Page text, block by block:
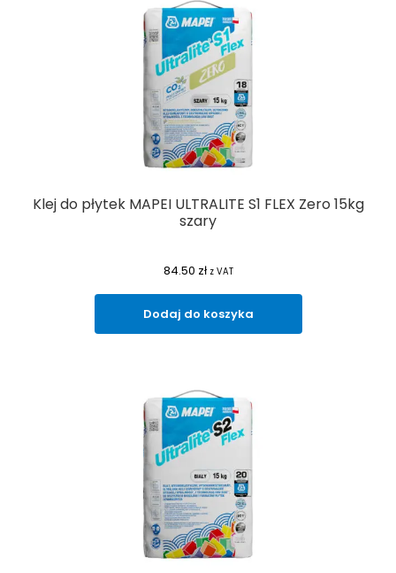
Klej do płytek MAPEI ULTRALITE S1 FLEX Zero 15kg
szary
84.50 zł z VAT
Dodaj do koszyka